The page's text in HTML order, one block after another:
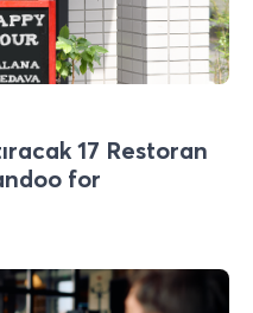
17 Restoran
for